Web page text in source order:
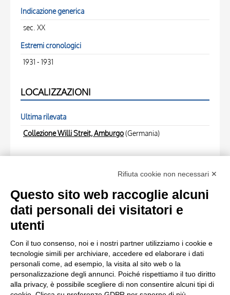
Indicazione generica
sec. XX
Estremi cronologici
1931 - 1931
LOCALIZZAZIONI
Ultima rilevata
Collezione Willi Streit, Amburgo(Germania)
Anonimo , Matisse, Henri - sec. XX - La jétée à Collioure ,
fronte
Scheda foto
Anonimo , Matisse, Henri - sec. XX - La jétée à Collioure ,
retro
Rifiuta cookie non necessari ✕
Questo sito web raccoglie alcuni
dati personali dei visitatori e
utenti
Con il tuo consenso, noi e i nostri partner utilizziamo i cookie e
tecnologie simili per archiviare, accedere ed elaborare i dati
personali come, ad esempio, la visita al sito web o la
personalizzazione degli annunci. Poiché rispettiamo il tuo diritto
alla privacy, è possibile scegliere di non consentire alcuni tipi di